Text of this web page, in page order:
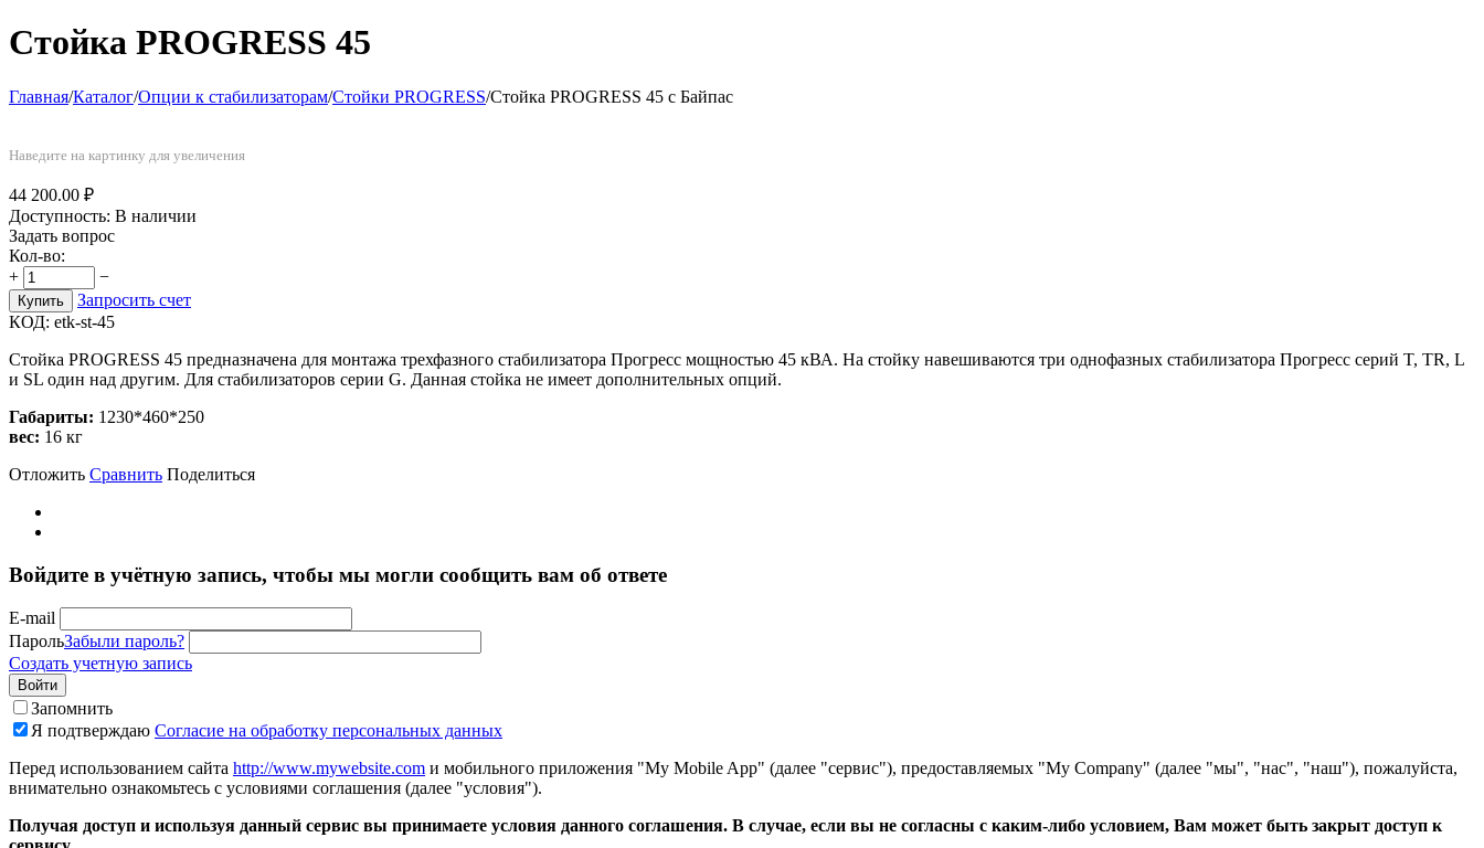
Стойка PROGRESS 45
Главная/Каталог/Опции к стабилизаторам/Стойки PROGRESS/Стойка PROGRESS 45 c Байпас
Наведите на картинку для увеличения
44 200.00 ₽
Доступность: В наличии
Задать вопрос
Кол-во:
+
−
Купить
Запросить счет
КОД: etk-st-45
Стойка PROGRESS 45 предназначена для монтажа трехфазного стабилизатора Прогресс мощностью 45 кВА. На стойку навешиваются три однофазных стабилизатора Прогресс серий T, TR, L
и SL один над другим. Для стабилизаторов серии G. Данная стойка не имеет дополнительных опций.
Габариты: 1230*460*250
вес: 16 кг
Отложить Сравнить Поделиться
Войдите в учётную запись, чтобы мы могли сообщить вам об ответе
E-mail
ПарольЗабыли пароль?
Создать учетную запись
Войти
Запомнить
Я подтверждаю Согласие на обработку персональных данных
Перед использованием сайта http://www.mywebsite.com и мобильного приложения "My Mobile App" (далее "сервис"), предоставляемых "My Company" (далее "мы", "нас", "наш"), пожалуйста,
внимательно ознакомьтесь с условиями соглашения (далее "условия").
Получая доступ и используя данный сервис вы принимаете условия данного соглашения. В случае, если вы не согласны с каким-либо условием, Вам может быть закрыт доступ к